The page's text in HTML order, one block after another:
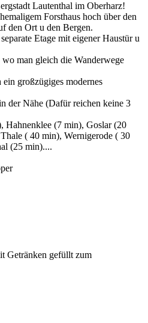
Lautenthal im Oberharz!
Forsthaus hoch über den
den Ort u den Bergen.
Etage mit eigener Haustür u
man gleich die Wanderwege
großzügiges modernes
der Nähe (Dafür reichen keine 3
Hahnenklee (7 min), Goslar (20
( 40 min), Wernigerode ( 30
(25 min)....
Getränken gefüllt zum